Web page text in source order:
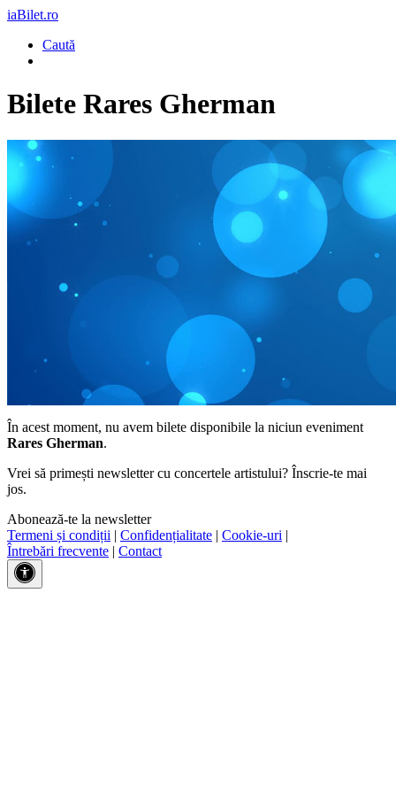
iaBilet.ro
Caută
Bilete Rares Gherman
În acest moment, nu avem bilete disponibile la niciun eveniment
Rares Gherman.
Vrei să primești newsletter cu concertele artistului? Înscrie-te mai
jos.
Abonează-te la newsletter
Termeni și condiții | Confidențialitate | Cookie-uri |
Întrebări frecvente | Contact